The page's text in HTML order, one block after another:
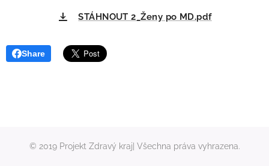
STÁHNOUT 2_Ženy po MD.pdf
Share
© 2019 Projekt Zdravý kraj| Všechna práva vyhrazena.